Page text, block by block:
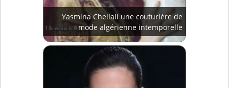
Yasmina Chellali une couturière de
mode algérienne intemporelle